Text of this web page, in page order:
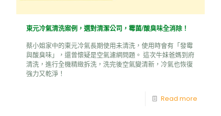
東元冷氣清洗案例，選對清潔公司，霉菌/酸臭味全消除！
蔡小姐家中的東元冷氣長期使用未清洗，使用時會有「發霉
與酸臭味」，還曾懷疑是空氣濾網問題。 這次牛妹爸媽到府
清洗，進行全機精緻拆洗，洗完後空氣變清新，冷氣也恢復
強力又乾淨！
Read more